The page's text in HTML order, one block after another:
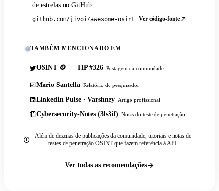
de estrelas no GitHub.
github.com/jivoi/awesome-osint Ver código-fonte
TAMBÉM MENCIONADO EM
OSINT 🪙 — TIP #326 Postagem da comunidade
Mario Santella Relatório do pesquisador
LinkedIn Pulse · Varshney Artigo profissional
Cybersecurity-Notes (3ls3if) Notas do teste de penetração
Além de dezenas de publicações da comunidade, tutoriais e notas de
testes de penetração OSINT que fazem referência à API.
Ver todas as recomendações